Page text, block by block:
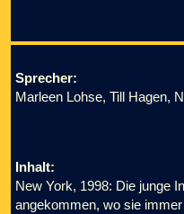
Sprecher:
Marleen Lohse, Till Hagen,
Inhalt:
New York, 1998: Die junge
angekommen, wo sie